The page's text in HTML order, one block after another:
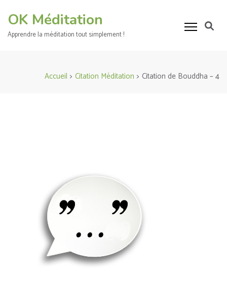
contenu
OK Méditation
Apprendre la méditation tout simplement !
Accueil > Citation Méditation > Citation de Bouddha – 4